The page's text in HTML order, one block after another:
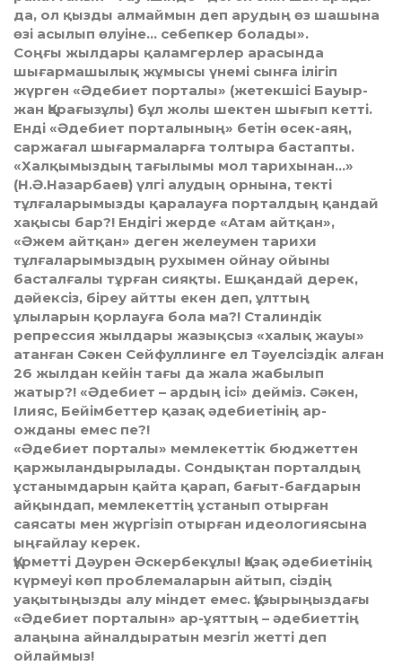
да, ол қызды алмаймын деп ару­дың өз шашына
өзі асылып өлуіне… себепкер болады».
Соңғы жылдары қаламгерлер арасында
шығармашылық жұ­мысы үнемі сынға ілігіп
жүрген «Әдебиет порталы» (жетекшісі Бауыр­
жан Қарағызұлы) бұл жолы шектен шығып кетті.
Енді «Әде­биет порталының» бетін өсек-аяң,
саржағал шығармаларға тол­тыра бастапты.
«Халқымыздың тағылымы мол тарихынан…»
(Н.Ә.Назарбаев) үлгі алудың орнына, текті
тұлғаларымызды қаралауға порталдың қандай
хақысы бар?! Ендігі жерде «Атам айт­қан»,
«Әжем айтқан» деген желеумен тарихи
тұлғаларымыздың ру­хымен ойнау ойыны
басталғалы тұрған сияқты. Ешқандай дерек,
дәйексіз, біреу айтты екен деп, ұлттың
ұлыларын қорлауға бола ма?! Сталиндік
репрессия жылдары жазықсыз «халық жауы»
атан­ған Сәкен Сейфуллинге ел Тәуелсіздік алған
26 жылдан кейін тағы да жала жабылып
жатыр?! «Әдебиет – ардың ісі» дейміз. Сәкен,
Ілияс, Бейімбеттер қазақ әдебиетінің ар-
ожданы емес пе?!
«Әдебиет порталы» мемлекеттік бюджеттен
қаржыландырылады. Сондықтан порталдың
ұстанымдарын қайта қарап, бағыт-бағда­рын
айқындап, мемлекеттің ұстанып отырған
саясаты мен жүргізіп отырған идеологиясына
ыңғайлау керек.
Құрметті Дәурен Әскербекұлы! Қазақ әдебиетінің
күрмеуі көп проб­лемаларын айтып, сіздің
уақытыңызды алу міндет емес. Құ­зырыңыздағы
«Әдебиет порталын» ар-ұяттың – әдебиеттің
алаңына айнал­дыратын мезгіл жетті деп
ойлаймыз!